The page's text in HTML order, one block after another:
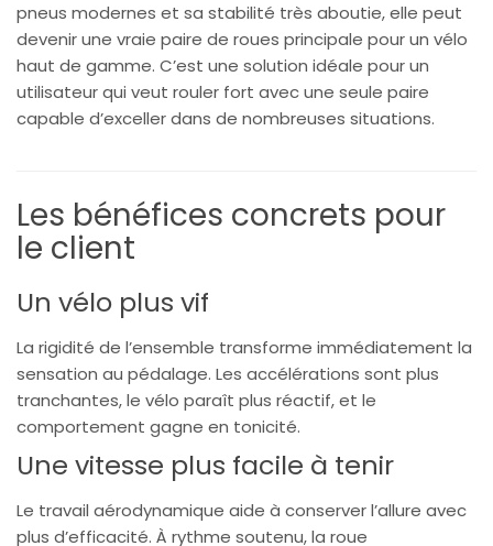
pneus modernes et sa stabilité très aboutie, elle peut
devenir une vraie paire de roues principale pour un vélo
haut de gamme. C’est une solution idéale pour un
utilisateur qui veut rouler fort avec une seule paire
capable d’exceller dans de nombreuses situations.
Les bénéfices concrets pour
le client
Un vélo plus vif
La rigidité de l’ensemble transforme immédiatement la
sensation au pédalage. Les accélérations sont plus
tranchantes, le vélo paraît plus réactif, et le
comportement gagne en tonicité.
Une vitesse plus facile à tenir
Le travail aérodynamique aide à conserver l’allure avec
plus d’efficacité. À rythme soutenu, la roue